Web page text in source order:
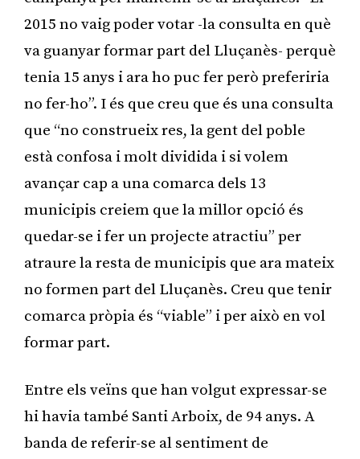
2015 no vaig poder votar -la consulta en què
va guanyar formar part del Lluçanès- perquè
tenia 15 anys i ara ho puc fer però preferiria
no fer-ho”. I és que creu que és una consulta
que “no construeix res, la gent del poble
està confosa i molt dividida i si volem
avançar cap a una comarca dels 13
municipis creiem que la millor opció és
quedar-se i fer un projecte atractiu” per
atraure la resta de municipis que ara mateix
no formen part del Lluçanès. Creu que tenir
comarca pròpia és “viable” i per això en vol
formar part.
Entre els veïns que han volgut expressar-se
hi havia també Santi Arboix, de 94 anys. A
banda de referir-se al sentiment de